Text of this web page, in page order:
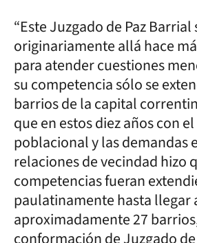
“Este Juzgado de Paz
originariamente allá hace
para atender cuestiones
su competencia sólo se
barrios de la capital
que en estos diez años con
poblacional y las demandas
relaciones de vecindad hizo
competencias fueran
paulatinamente hasta llegar
aproximadamente 27